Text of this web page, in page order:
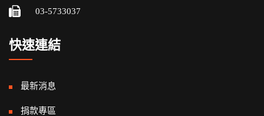
03-5733037
快速連結
最新消息
捐款專區